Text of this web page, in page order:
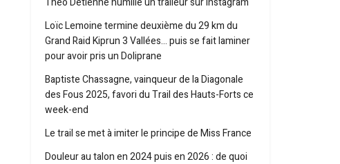
Loïc Lemoine termine deuxième du 29 km du
Grand Raid Kiprun 3 Vallées… puis se fait laminer
pour avoir pris un Doliprane
Baptiste Chassagne, vainqueur de la Diagonale
des Fous 2025, favori du Trail des Hauts-Forts ce
week-end
Le trail se met à imiter le principe de Miss France
Douleur au talon en 2024 puis en 2026 : de quoi